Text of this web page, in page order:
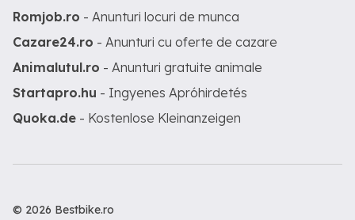
Romjob.ro - Anunturi locuri de munca
Cazare24.ro - Anunturi cu oferte de cazare
Animalutul.ro - Anunturi gratuite animale
Startapro.hu - Ingyenes Apróhirdetés
Quoka.de - Kostenlose Kleinanzeigen
© 2026 Bestbike.ro